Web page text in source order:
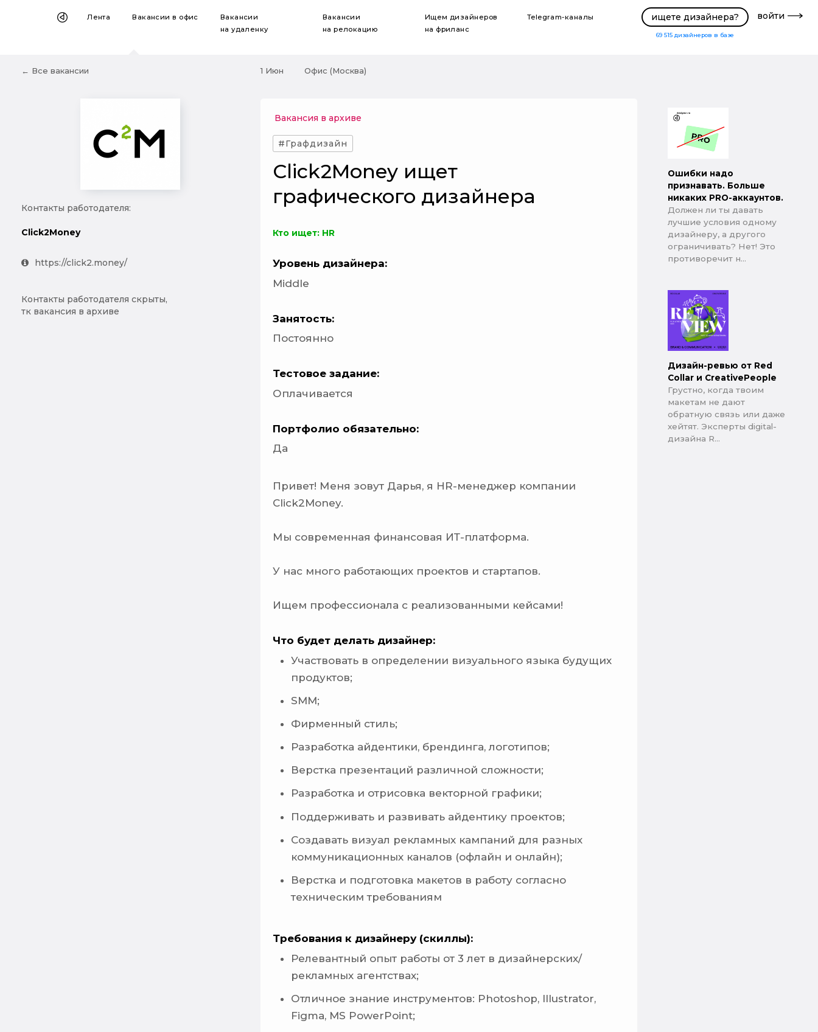
Лента Вакансиив офис
Вакансии
на удаленку
Вакансии
на релокацию
Ищем дизайнеров
на фриланс
Telegram-каналы ищете дизайнера?
69 515 дизайнеров в базе
войти
← Все вакансии 1 Июн Офис (Москва)
Контакты работодателя:
Click2Money
https://click2.money/
Контакты работодателя скрыты,
тк вакансия в архиве
Вакансия в архиве
#Графдизайн
Click2Money ищет
графического дизайнера
Кто ищет: HR
Уровень дизайнера:
Middle
Занятость:
Постоянно
Тестовое задание:
Оплачивается
Портфолио обязательно:
Да
Привет! Меня зовут Дарья, я HR-менеджер компании
Click2Money.
Мы современная финансовая ИТ-платформа.
У нас много работающих проектов и стартапов.
Ищем профессионала с реализованными кейсами!
Что будет делать дизайнер:
Участвовать в определении визуального языка будущих
продуктов;
SMM;
Фирменный стиль;
Разработка айдентики, брендинга, логотипов;
Верстка презентаций различной сложности;
Разработка и отрисовка векторной графики;
Поддерживать и развивать айдентику проектов;
Создавать визуал рекламных кампаний для разных
коммуникационных каналов (офлайн и онлайн);
Верстка и подготовка макетов в работу согласно
техническим требованиям
Требования к дизайнеру (скиллы):
Релевантный опыт работы от 3 лет в дизайнерских/
рекламных агентствах;
Отличное знание инструментов: Photoshop, Illustrator,
Figma, MS PowerPoint;
Ошибки надо
признавать. Больше
никаких PRO-аккаунтов.
Должен ли ты давать
лучшие условия одному
дизайнеру, а другого
ограничивать? Нет! Это
противоречит н...
Дизайн-ревью от Red
Collar и CreativePeople
Грустно, когда твоим
макетам не дают
обратную связь или даже
хейтят. Эксперты digital-
дизайна R...